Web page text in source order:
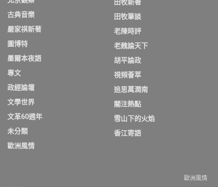
古典音樂
嚴家祺新著
圖博特
墨爾本夜語
專文
政經論壇
文學世界
文革60週年
未分類
歐洲風情
田牧新著
田牧筆談
老陳時評
老魏論天下
胡平論政
視頻薈萃
追思萬潤南
關注熱點
雪山下的火焰
香江寄語
歐洲風情